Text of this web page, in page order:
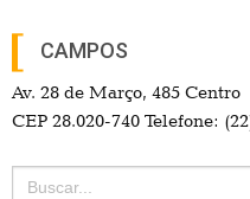
CAMPOS
Av. 28 de Março, 485 Centro
CEP 28.020-740 Telefone:
Search
for: